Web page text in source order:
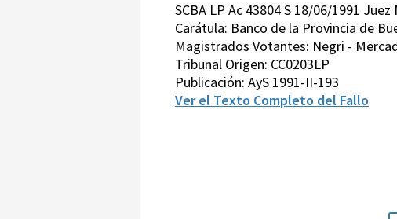
SCBA LP Ac 43804 S 18/06/1991 Juez
Carátula: Banco de la Provincia de
Magistrados Votantes: Negri -
Tribunal Origen: CC0203LP
Publicación: AyS 1991-II-193
Ver el Texto Completo del Fallo